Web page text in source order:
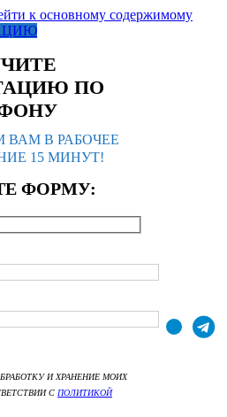
к основному содержимому
ПО
В РАБОЧЕЕ
15 МИНУТ!
ФОРМУ:
И ХРАНЕНИЕ МОИХ
С ПОЛИТИКОЙ